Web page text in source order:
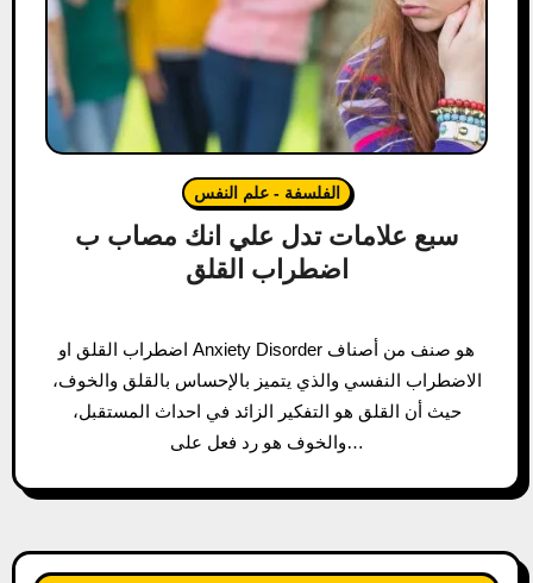
الفلسفة - علم النفس
سبع علامات تدل علي انك مصاب ب
اضطراب القلق
اضطراب القلق او Anxiety Disorder هو صنف من أصناف
الاضطراب النفسي والذي يتميز بالإحساس بالقلق والخوف،
حيث أن القلق هو التفكير الزائد في احداث المستقبل،
والخوف هو رد فعل على…